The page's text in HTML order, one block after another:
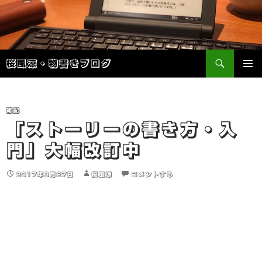
桜風涼・物書きブログ
検
索
ン
ス
キ
ッ
雑記
「ストーリーの書き方・入
門」大幅改訂中
2017年8月27日 桜風涼 コメントする